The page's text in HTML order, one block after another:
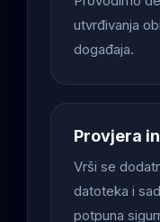
utvrđivanja
događaja.
Provjera
Vrši se
datoteka i
potpuna